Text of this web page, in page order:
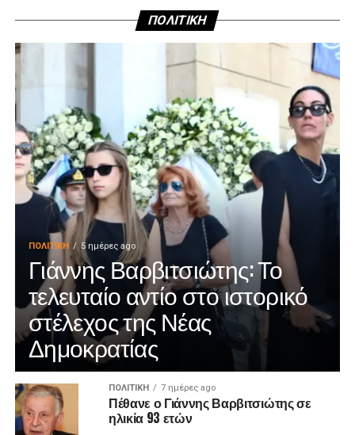
ΠΟΛΙΤΙΚΗ
ΠΟΛΙΤΙΚΉ 5 ημέρες ago
Γιάννης Βαρβιτσιώτης: Το
τελευταίο αντίο στο ιστορικό
στέλεχος της Νέας
Δημοκρατίας
ΠΟΛΙΤΙΚΉ 7 ημέρες ago
Πέθανε ο Γιάννης Βαρβιτσιώτης σε
ηλικία 93 ετών